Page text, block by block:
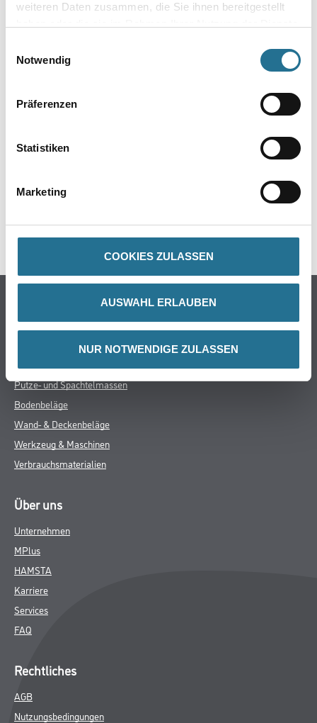
weiteren Daten zusammen, die Sie ihnen bereitgestellt
Notwendig
Präferenzen
Statistiken
Marketing
COOKIES ZULASSEN
AUSWAHL ERLAUBEN
NUR NOTWENDIGE ZULASSEN
GEFAHRENHINWEISE
SPEZIFIKATIONEN
Farbe
Putze- und Spachtelmassen
Bodenbeläge
Wand- & Deckenbeläge
Werkzeug & Maschinen
Verbrauchsmaterialien
Über uns
Unternehmen
MPlus
HAMSTA
Karriere
Services
FAQ
Rechtliches
AGB
Nutzungsbedingungen